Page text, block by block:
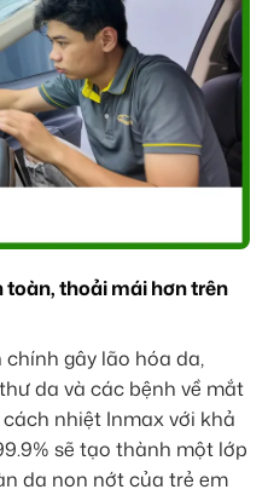
toàn, thoải mái hơn trên
gây lão hóa da,
da và các bệnh về mắt
nhiệt Inmax với khả
sẽ tạo thành một lớp
da non nớt của trẻ em